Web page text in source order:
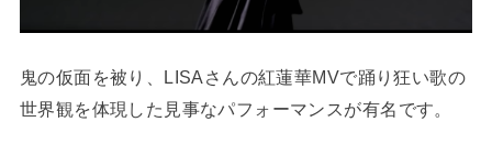
鬼の仮面を被り、LISAさんの紅蓮華MVで踊り狂い歌の
世界観を体現した見事なパフォーマンスが有名です。